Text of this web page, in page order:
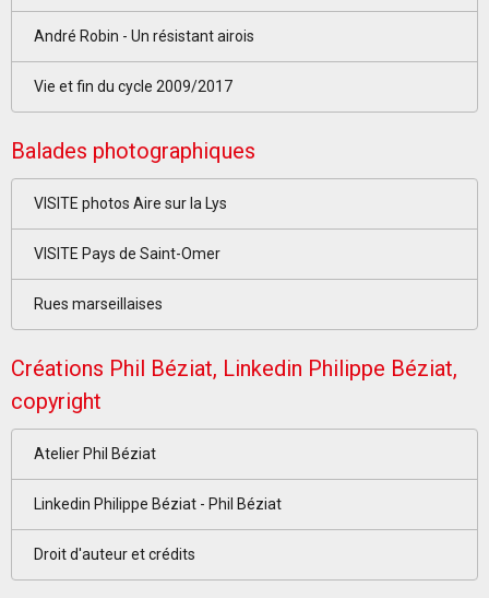
André Robin - Un résistant airois
Vie et fin du cycle 2009/2017
Balades photographiques
VISITE photos Aire sur la Lys
VISITE Pays de Saint-Omer
Rues marseillaises
Créations Phil Béziat, Linkedin Philippe Béziat,
copyright
Atelier Phil Béziat
Linkedin Philippe Béziat - Phil Béziat
Droit d'auteur et crédits